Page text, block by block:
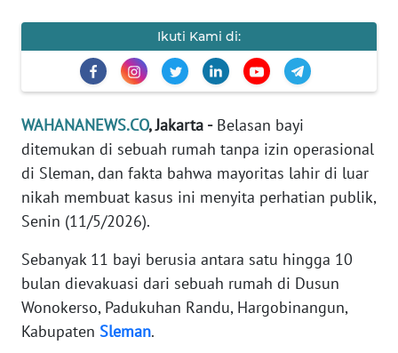
Ikuti Kami di:
WAHANANEWS.CO, Jakarta -Belasan bayi
ditemukan di sebuah rumah tanpa izin operasional
di Sleman, dan fakta bahwa mayoritas lahir di luar
nikah membuat kasus ini menyita perhatian publik,
Senin (11/5/2026).
Sebanyak 11 bayi berusia antara satu hingga 10
bulan dievakuasi dari sebuah rumah di Dusun
Wonokerso, Padukuhan Randu, Hargobinangun,
Kabupaten Sleman.
EDITORIAL
Informasi
INDEKS
BERITA
KONTAK
IKLAN